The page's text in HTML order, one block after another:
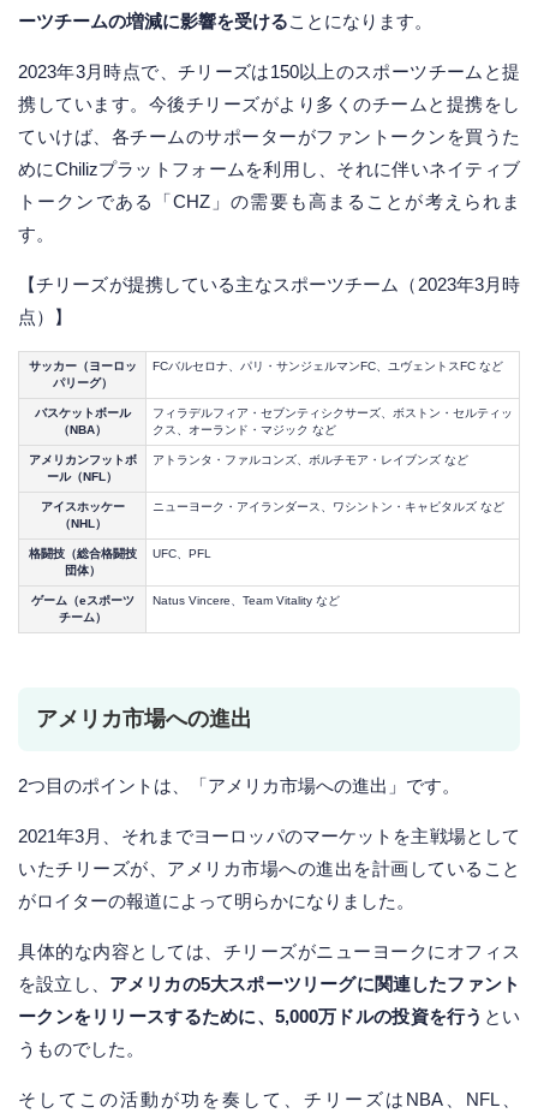
ーツチームの増減に影響を受けることになります。
2023年3月時点で、チリーズは150以上のスポーツチームと提
携しています。今後チリーズがより多くのチームと提携をし
ていけば、各チームのサポーターがファントークンを買うた
めにChilizプラットフォームを利用し、それに伴いネイティブ
トークンである「CHZ」の需要も高まることが考えられま
す。
【チリーズが提携している主なスポーツチーム（2023年3月時
点）】
サッカー（ヨーロッ
パリーグ）
FCバルセロナ、パリ・サンジェルマンFC、ユヴェントスFC など
バスケットボール
（NBA）
フィラデルフィア・セブンティシクサーズ、ボストン・セルティッ
クス、オーランド・マジック など
アメリカンフットボ
ール（NFL）
アトランタ・ファルコンズ、ボルチモア・レイブンズ など
アイスホッケー
（NHL）
ニューヨーク・アイランダース、ワシントン・キャピタルズ など
格闘技（総合格闘技
団体）
UFC、PFL
ゲーム（eスポーツ
チーム）
Natus Vincere、Team Vitality など
アメリカ市場への進出
2つ目のポイントは、「アメリカ市場への進出」です。
2021年3月、それまでヨーロッパのマーケットを主戦場として
いたチリーズが、アメリカ市場への進出を計画していること
がロイターの報道によって明らかになりました。
具体的な内容としては、チリーズがニューヨークにオフィス
を設立し、 アメリカの5大スポーツリーグに関連したファント
ークンをリリースするために、5,000万ドルの投資を行う とい
うものでした。
そしてこの活動が功を奏して、チリーズはNBA、NFL、